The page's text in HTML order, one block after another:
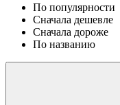
По популярности
Сначала дешевле
Сначала дороже
По названию